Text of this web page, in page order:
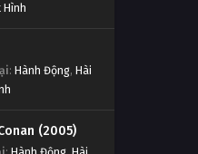
Hình
: Hành Động, Hài
(2005)